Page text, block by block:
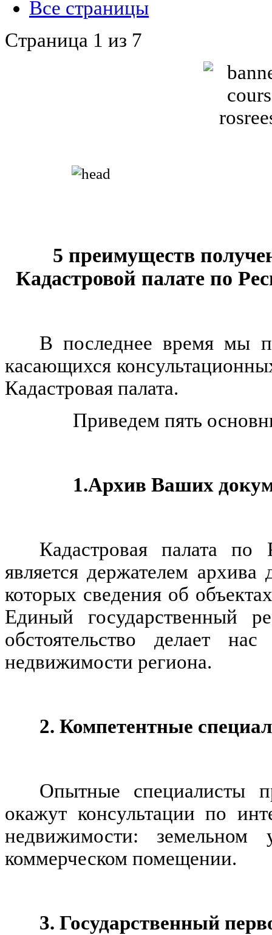
Все страницы
Страница 1 из 7
5 преимуществ
Кадастровой палате по
В последнее время мы
касающихся
Кадастровая палата.
Приведем пять
1.Архив Ваших
Кадастровая палата по
является держателем
которых сведения об
Единый государственный
обстоятельство делает
недвижимости региона.
2. Компетентные
Опытные специалисты
окажут консультации по
недвижимости: земельном
коммерческом помещении.
3. Государственный